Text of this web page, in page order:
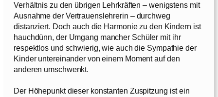
Verhältnis zu den übrigen Lehrkräften – wenigstens mit
Ausnahme der Vertrauenslehrerin – durchweg
distanziert. Doch auch die Harmonie zu den Kindern ist
hauchdünn, der Umgang mancher Schüler mit ihr
respektlos und schwierig, wie auch die Sympathie der
Kinder untereinander von einem Moment auf den
anderen umschwenkt.
Der Höhepunkt dieser konstanten Zuspitzung ist ein